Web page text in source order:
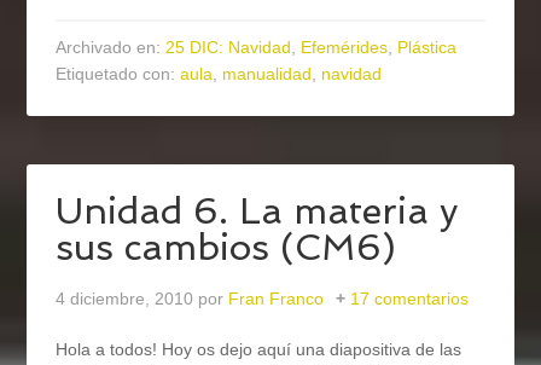
Archivado en:25 DIC: Navidad, Efemérides, Plástica
Etiquetado con:aula, manualidad, navidad
Unidad 6. La materia y
sus cambios (CM6)
4 diciembre, 2010 por Fran Franco 17 comentarios
Hola a todos! Hoy os dejo aquí una diapositiva de las